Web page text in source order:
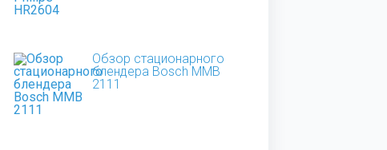
Обзор стационарного
блендера Bosch MMB
2111